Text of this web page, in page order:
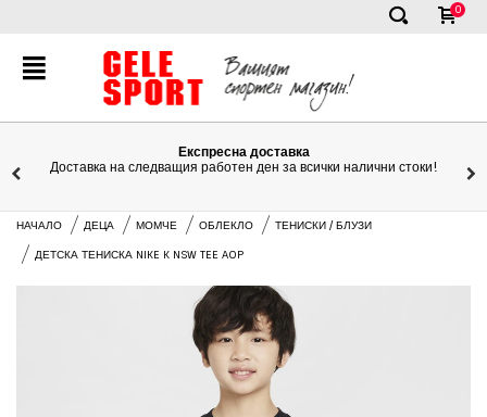
✕
0
Експресна доставка
Доставка на следващия работен ден за всички налични стоки!
НАЧАЛО ДЕЦА МОМЧЕ ОБЛЕКЛО ТЕНИСКИ / БЛУЗИ
ДЕТСКА ТЕНИСКА NIKE K NSW TEE AOP